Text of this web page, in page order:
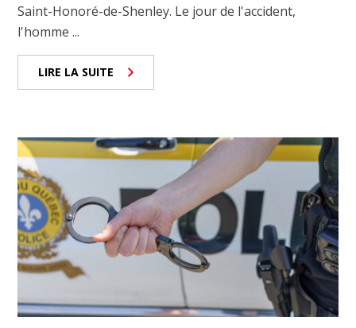
Saint-Honoré-de-Shenley. Le jour de l'accident,
l'homme ...
LIRE LA SUITE